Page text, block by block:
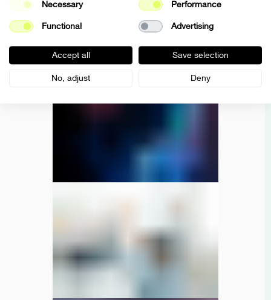
Das richtige Produkt am richtigen Ort und zur richtigen Zeit haben
MVPs sind real und schlank zu sein ist der Schlüssel
Es ist an der Zeit, all den erstaunlichen Menschen zu danken, die an diesem besonderen Projekt gearbeitet haben, und wir möchten bald wieder
Necessary Performance
Functional Advertising
Accept all Save selection
No, adjust Deny